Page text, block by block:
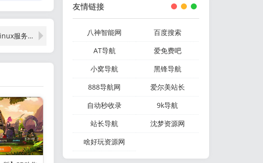
【少年三国志彩金版】卡牌回合手游Linux服务端+一键搭建脚本+GM后台+安卓+架设教程
友情链接
八神智能网
百度搜索
AT导航
爱免费吧
小窝导航
黑锋导航
888导航网
爱尔美站长
自动秒收录
9k导航
站长导航
沈梦资源网
啥好玩资源网